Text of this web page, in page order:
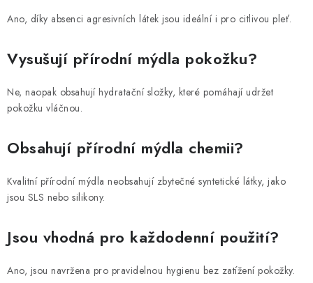
Ano, díky absenci agresivních látek jsou ideální i pro citlivou pleť.
Vysušují přírodní mýdla pokožku?
Ne, naopak obsahují hydratační složky, které pomáhají udržet
pokožku vláčnou.
Obsahují přírodní mýdla chemii?
Kvalitní přírodní mýdla neobsahují zbytečné syntetické látky, jako
jsou SLS nebo silikony.
Jsou vhodná pro každodenní použití?
Ano, jsou navržena pro pravidelnou hygienu bez zatížení pokožky.